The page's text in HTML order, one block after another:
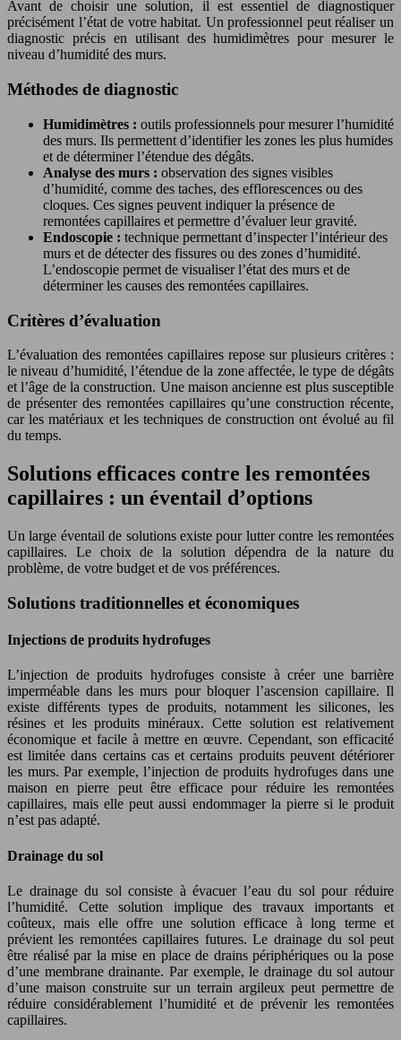
Avant de choisir une solution, il est essentiel de diagnostiquer
précisément l’état de votre habitat. Un professionnel peut réaliser un
diagnostic précis en utilisant des humidimètres pour mesurer le
niveau d’humidité des murs.
Méthodes de diagnostic
Humidimètres : outils professionnels pour mesurer l’humidité
des murs. Ils permettent d’identifier les zones les plus humides
et de déterminer l’étendue des dégâts.
Analyse des murs : observation des signes visibles
d’humidité, comme des taches, des efflorescences ou des
cloques. Ces signes peuvent indiquer la présence de
remontées capillaires et permettre d’évaluer leur gravité.
Endoscopie : technique permettant d’inspecter l’intérieur des
murs et de détecter des fissures ou des zones d’humidité.
L’endoscopie permet de visualiser l’état des murs et de
déterminer les causes des remontées capillaires.
Critères d’évaluation
L’évaluation des remontées capillaires repose sur plusieurs critères :
le niveau d’humidité, l’étendue de la zone affectée, le type de dégâts
et l’âge de la construction. Une maison ancienne est plus susceptible
de présenter des remontées capillaires qu’une construction récente,
car les matériaux et les techniques de construction ont évolué au fil
du temps.
Solutions efficaces contre les remontées
capillaires : un éventail d’options
Un large éventail de solutions existe pour lutter contre les remontées
capillaires. Le choix de la solution dépendra de la nature du
problème, de votre budget et de vos préférences.
Solutions traditionnelles et économiques
Injections de produits hydrofuges
L’injection de produits hydrofuges consiste à créer une barrière
imperméable dans les murs pour bloquer l’ascension capillaire. Il
existe différents types de produits, notamment les silicones, les
résines et les produits minéraux. Cette solution est relativement
économique et facile à mettre en œuvre. Cependant, son efficacité
est limitée dans certains cas et certains produits peuvent détériorer
les murs. Par exemple, l’injection de produits hydrofuges dans une
maison en pierre peut être efficace pour réduire les remontées
capillaires, mais elle peut aussi endommager la pierre si le produit
n’est pas adapté.
Drainage du sol
Le drainage du sol consiste à évacuer l’eau du sol pour réduire
l’humidité. Cette solution implique des travaux importants et
coûteux, mais elle offre une solution efficace à long terme et
prévient les remontées capillaires futures. Le drainage du sol peut
être réalisé par la mise en place de drains périphériques ou la pose
d’une membrane drainante. Par exemple, le drainage du sol autour
d’une maison construite sur un terrain argileux peut permettre de
réduire considérablement l’humidité et de prévenir les remontées
capillaires.